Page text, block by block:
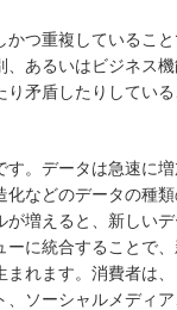
かつ重複しているこ
、あるいはビジネス
り矛盾したりしてい
す。データは急速に
化などのデータの種
が増えると、新しい
ーに統合することで
まれます。消費者は
、ソーシャルメディ